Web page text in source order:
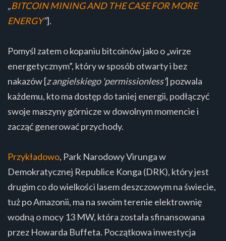
„BITCOIN MINING AND THE CASE FOR MORE
ENERGY”].
Pomyśl zatem o kopaniu bitcoinów jako o „wirze
energetycznym”, który w sposób otwarty i bez
nakazów [z angielskiego 'permissionless'] pozwala
każdemu, kto ma dostęp do taniej energii, podłączyć
swoje maszyny górnicze w dowolnym momencie i
zacząć generować przychody.
Przykładowo, Park Narodowy Virunga w
Demokratycznej Republice Konga (DRK), który jest
drugim co do wielkości lasem deszczowym na świecie,
tuż po Amazonii, ma na swoim terenie elektrownię
wodną o mocy 13 MW, która została sfinansowana
przez Howarda Buffeta. Początkowa inwestycja